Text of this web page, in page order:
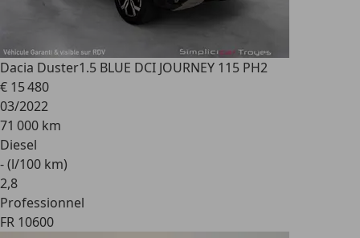
Dacia Duster1.5 BLUE DCI JOURNEY 115 PH2
€ 15 480
03/2022
71 000 km
Diesel
- (l/100 km)
2,8
Professionnel
FR 10600